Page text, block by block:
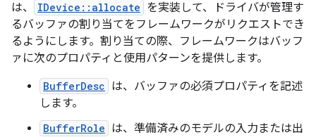
は、
IDevice::allocate を実装して、ドライバが管理す
るバッファの割り当てをフレームワークがリクエストでき
るようにします。割り当ての際、フレームワークはバッフ
ァに次のプロパティと使用パターンを提供します。
BufferDesc は、バッファの必須プロパティを記述
します。
BufferRole は、準備済みのモデルの入力または出